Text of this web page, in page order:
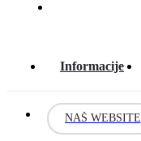
Informacije
NAŠ WEBSITE